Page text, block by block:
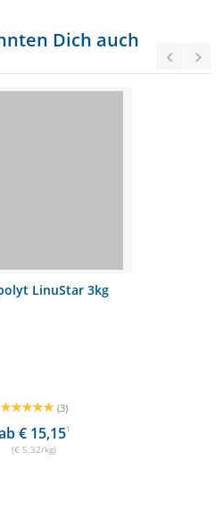
Dich auch
LinuStar 3kg
(3)
€ 15,151
(€ 5,32/kg)